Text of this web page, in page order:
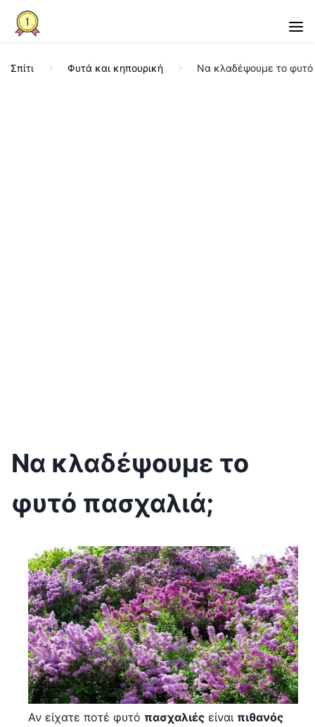
Σπίτι Φυτά και κηπουρική Να κλαδέψουμε το φυτό
Να κλαδέψουμε το
φυτό πασχαλιά;
Αν είχατε ποτέ φυτό πασχαλιές είναι πιθανός